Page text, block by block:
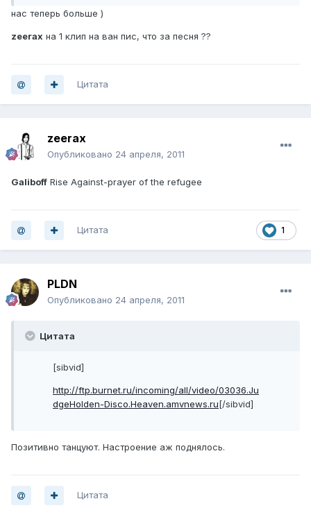
нас теперь больше )
zeerax на 1 клип на ван пис, что за песня ??
Цитата
zeerax
Опубликовано 24 апреля, 2011
Galiboff Rise Against-prayer of the refugee
1
Цитата
PLDN
Опубликовано 24 апреля, 2011
Цитата
[sibvid]
http://ftp.burnet.ru/incoming/all/video/03036.Ju
dgeHolden-Disco.Heaven.amvnews.ru[/sibvid]
Позитивно танцуют. Настроение аж поднялось.
Цитата